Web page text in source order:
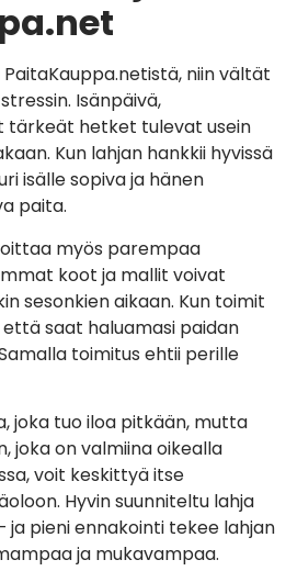
PaitaKauppa.netistä, niin vältät
Isänpäivä,
tärkeät hetket tulevat usein
Kun lahjan hankkii hyvissä
isälle sopiva ja hänen
paita.
myös parempaa
koot ja mallit voivat
sesonkien aikaan. Kun toimit
saat haluamasi paidan
toimitus ehtii perille
joka tuo iloa pitkään, mutta
joka on valmiina oikealla
voit keskittyä itse
Hyvin suunniteltu lahja
pieni ennakointi tekee lahjan
ja mukavampaa.